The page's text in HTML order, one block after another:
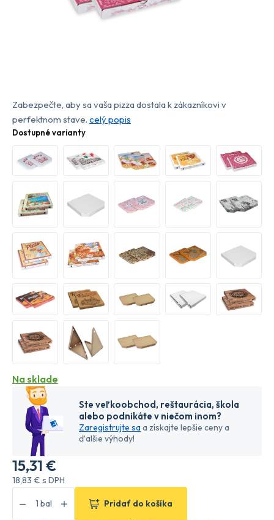
Zabezpečte, aby sa vaša pizza dostala k zákazníkovi v
perfektnom stave. celý popis
Dostupné varianty
Na sklade
15,31 €
18,83 € s DPH
Ste veľkoobchod, reštaurácia, škola
alebo podnikáte v niečom inom?
Zaregistrujte saa získajte lepšie ceny a
ďalšie výhody!
Pridať do košíka